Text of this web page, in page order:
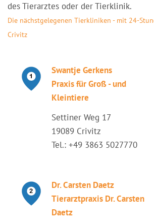
des Tierarztes oder der Tierklinik.
Die nächstgelegenen Tierkliniken - mit 24-
Crivitz
Swantje Gerkens
Praxis für Groß - und
Kleintiere
Settiner Weg 17
19089 Crivitz
Tel.: +49 3863 5027770
Dr. Carsten Daetz
Tierarztpraxis Dr. Carsten
Daetz